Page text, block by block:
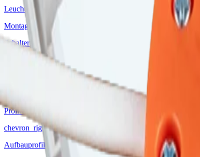
Leuchtmittel
Montageclip
Schalter
Pendelleuchten
Stromschienen Leuchten
Profile
chevron_right
Aufbauprofile